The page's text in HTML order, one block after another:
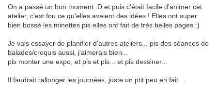
On a passé un bon moment :D et puis c'était facile d'animer cet
atelier, c'est fou ce qu'elles avaient des idées ! Elles ont super
bien bossé les minettes pis elles ont fait de très belles pages :)
Je vais essayer de planifier d'autres ateliers... pis des séances de
balades/croquis aussi, j'aimerais bien...
pis monter une expo, et pis et pis... et pis dessiner...
Il faudrait rallonger les journées, juste un ptit peu en fait...